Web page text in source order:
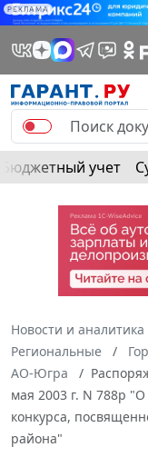
РЕКЛАМА
Бюджетный учет
Новости и аналитика
Региональные
АО-Югра
мая 2003 г. N 788p
конкурса,
района"